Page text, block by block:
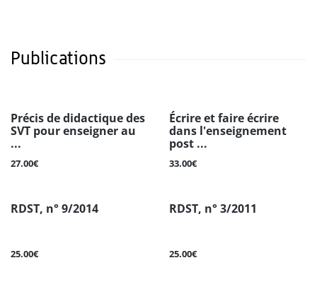
Publications
Précis de didactique des
SVT pour enseigner au
...
27.00€
Écrire et faire écrire
dans l'enseignement
post ...
33.00€
RDST, n° 9/2014
25.00€
RDST, n° 3/2011
25.00€